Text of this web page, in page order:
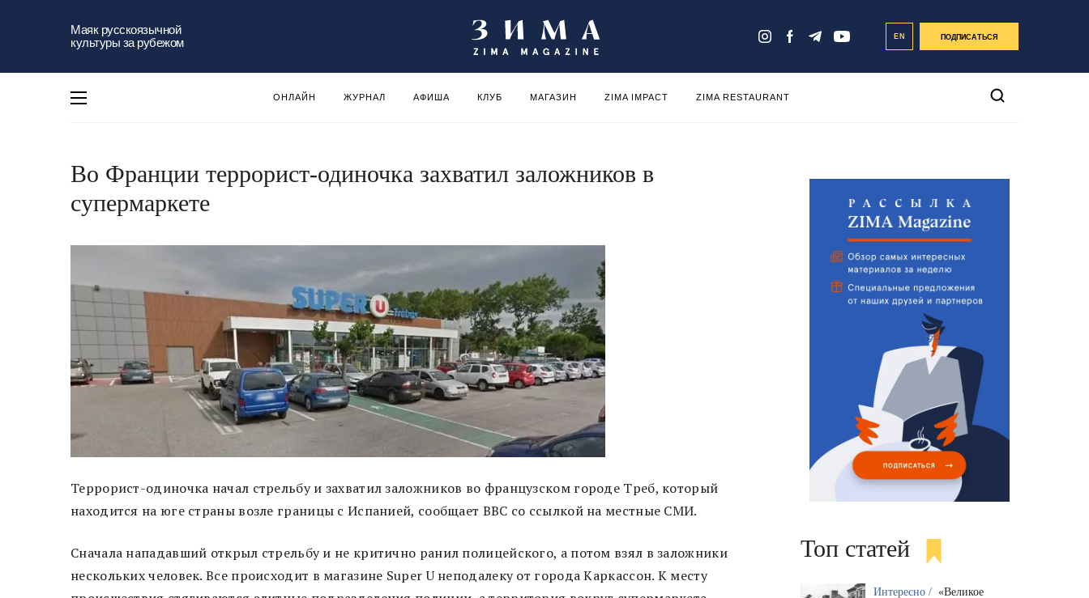
Маяк русскоязычной
культуры за рубежом
EN ПОДПИСАТЬСЯ
ОНЛАЙН ЖУРНАЛ АФИША КЛУБ МАГАЗИН ZIMA IMPACT ZIMA RESTAURANT
Во Франции террорист-одиночка захватил заложников в
супермаркете
Террорист-одиночка начал стрельбу и захватил заложников во французском городе Треб, который
находится на юге страны возле границы с Испанией, сообщает BBC со ссылкой на местные СМИ.
Сначала нападавший открыл стрельбу и не критично ранил полицейского, а потом взял в заложники
нескольких человек. Все происходит в магазине Super U неподалеку от города Каркассон. К месту
Топ статей
Интересно / «Великое